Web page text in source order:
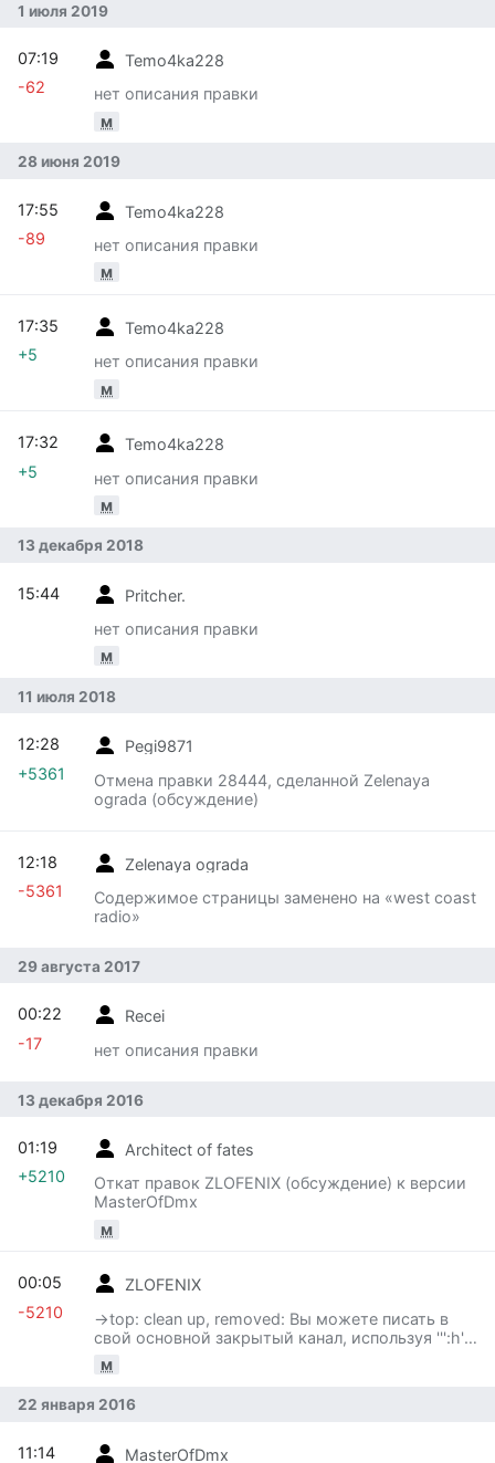
1 июля 2019
Temo4ka228
нет описания правки
м
07:19
-62
28 июня 2019
Temo4ka228
нет описания правки
м
17:55
-89
Temo4ka228
нет описания правки
м
17:35
+5
Temo4ka228
нет описания правки
м
17:32
+5
13 декабря 2018
Pritcher.
нет описания правки
м
15:44
11 июля 2018
Pegi9871
Отмена правки 28444, сделанной Zelenaya
ograda (обсуждение)
12:28
+5361
Zelenaya ograda
Содержимое страницы заменено на «west coast
radio»
12:18
-5361
29 августа 2017
Recei
нет описания правки
00:22
-17
13 декабря 2016
Architect of fates
Откат правок ZLOFENIХ (обсуждение) к версии
MasterOfDmx
м
01:19
+5210
ZLOFENIХ
→‎top: clean up, removed: Вы можете писать в
свой основной закрытый канал, используя ''':h'''.
инженеров ''':e''…
м
00:05
-5210
22 января 2016
MasterOfDmx
11:14